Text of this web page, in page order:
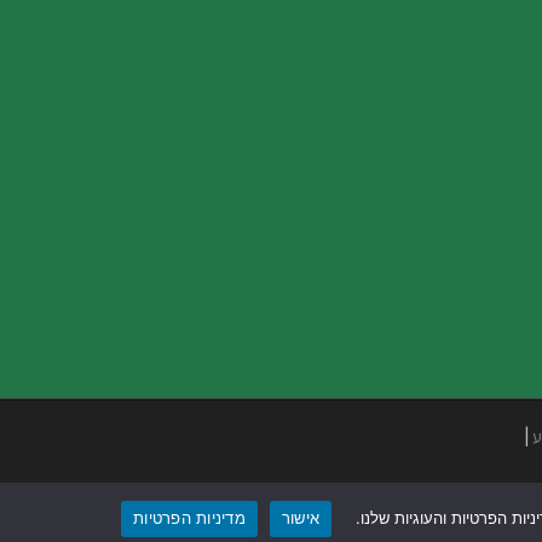
הפרטיות והעוגיות שלנו. אישור מדיניות הפרטיות